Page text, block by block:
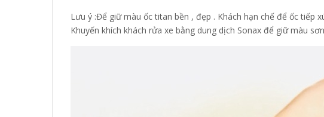
Lưu ý :Để giữ màu ốc titan bền , đẹp . Khách hạn chế để ốc tiếp
Khuyến khích khách rửa xe bằng dung dịch Sonax để giữ màu